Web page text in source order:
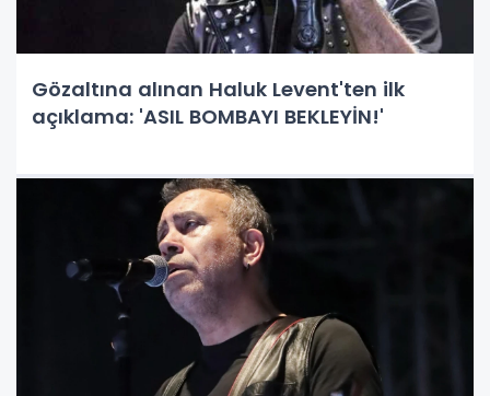
Gözaltına alınan Haluk Levent'ten ilk
açıklama: 'ASIL BOMBAYI BEKLEYİN!'